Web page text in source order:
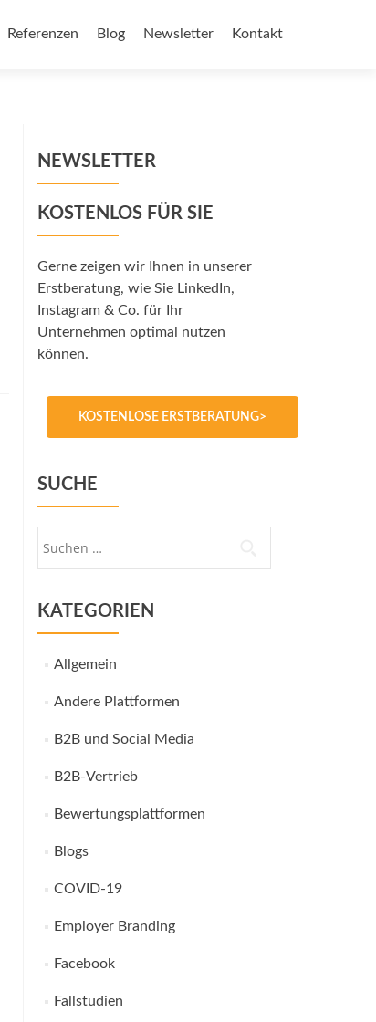
Referenzen Blog Newsletter Kontakt
NEWSLETTER
KOSTENLOS FÜR SIE
Gerne zeigen wir Ihnen in unserer
Erstberatung, wie Sie LinkedIn,
Instagram & Co. für Ihr
Unternehmen optimal nutzen
können.
KOSTENLOSE ERSTBERATUNG>
SUCHE
KATEGORIEN
Allgemein
Andere Plattformen
B2B und Social Media
B2B-Vertrieb
Bewertungsplattformen
Blogs
COVID-19
Employer Branding
Facebook
Fallstudien